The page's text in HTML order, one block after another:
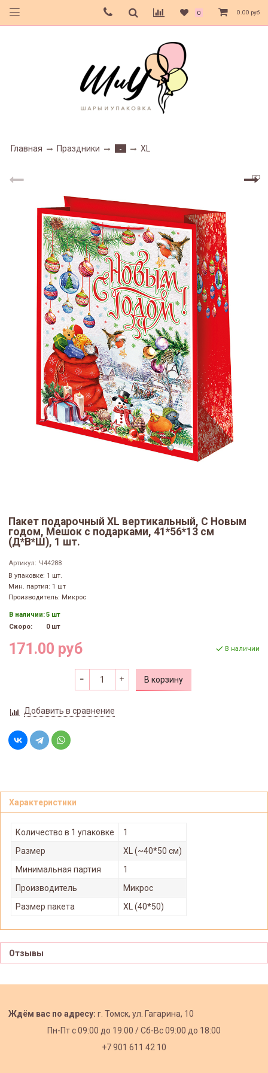
0 0.00 руб
Главная Праздники - XL
Пакет подарочный XL вертикальный, С Новым
годом, Мешок с подарками, 41*56*13 см
(Д*В*Ш), 1 шт.
Артикул: Ч44288
В упаковке: 1 шт.
Мин. партия: 1 шт
Производитель: Микрос
В наличии:5 шт
Скоро:
0 шт
171.00 руб В наличии
В корзину
Добавить в сравнение
Характеристики
Количество в 1 упаковке
1
Размер
XL (~40*50 см)
Минимальная партия
1
Производитель
Микрос
Размер пакета
XL (40*50)
Отзывы
Ждём вас по адресу: г. Томск, ул. Гагарина, 10
Пн-Пт с09:00 до 19:00 /Сб-Вс 09:00 до 18:00
+7 901 611 42 10